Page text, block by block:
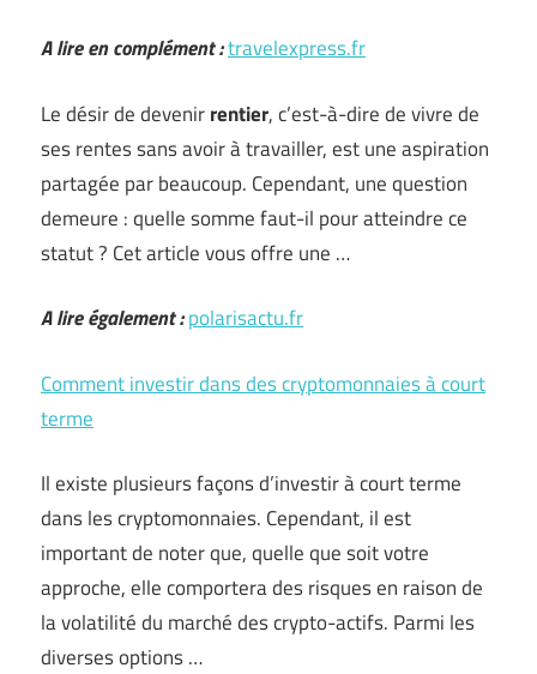
A lire en complément :travelexpress.fr
Le désir de devenirrentier, c’est-à-dire de vivre de
ses rentes sans avoir à travailler, est une aspiration
partagée par beaucoup. Cependant, une question
demeure : quelle somme faut-il pour atteindre ce
statut ? Cet article vous offre une …
A lire également :polarisactu.fr
Comment investir dans des cryptomonnaies à court
terme
Il existe plusieurs façons d’investir à court terme
dans les cryptomonnaies. Cependant, il est
important de noter que, quelle que soit votre
approche, elle comportera des risques en raison de
la volatilité du marché des crypto-actifs. Parmi les
diverses options …